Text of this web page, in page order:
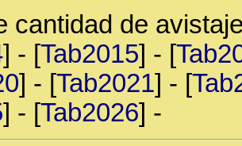
cantidad de
] - [Tab2015] - [
] - [Tab2021] - [
] - [Tab2026] -